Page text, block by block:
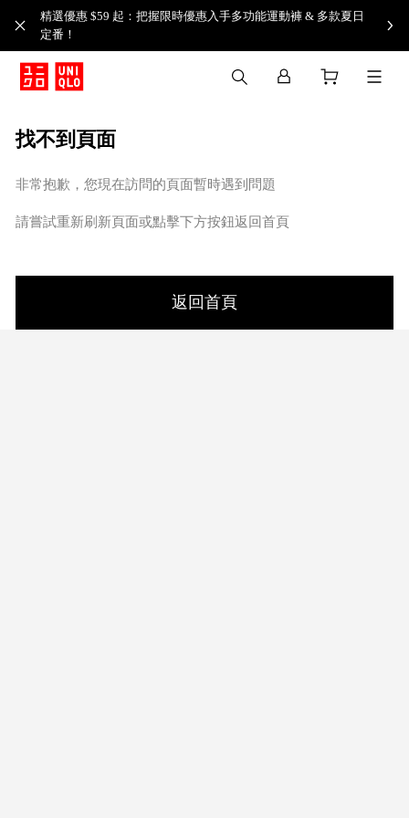
精選優惠 $59 起：把握限時優惠入手多功能運動褲 & 多款夏日
定番！​
找不到頁面
非常抱歉，您現在訪問的頁面暫時遇到問題
請嘗試重新刷新頁面或點擊下方按鈕返回首頁
返回首頁